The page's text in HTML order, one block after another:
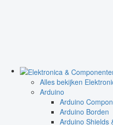
Alles bekijken
Arduino
Arduino
Arduino Borden
Arduino Shields